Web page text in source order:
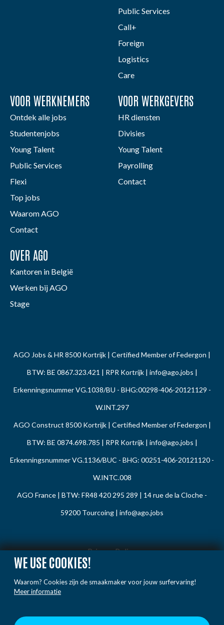
WE USE COOKIES!
Waarom? Cookies zijn de smaakmaker voor jouw surfervaring!
Meer informatie
Public Services
Call+
Foreign
Logistics
Care
VOOR WERKNEMERS
Ontdek alle jobs
Studentenjobs
Young Talent
Public Services
Flexi
Top jobs
Waarom AGO
Contact
VOOR WERKGEVERS
HR diensten
Divisies
Young Talent
Payrolling
Contact
OVER AGO
Kantoren in België
Werken bij AGO
Stage
AGO Jobs & HR 8500 Kortrijk | Certified Member of Federgon |
BTW: BE 0867.323.421 | RPR Kortrijk | info@ago.jobs |
Erkenningsnummer VG.1038/BU - BHG:00298-406-20121129 -
W.INT.297
AGO Construct 8500 Kortrijk | Certified Member of Federgon |
BTW: BE 0874.698.785 | RPR Kortrijk | info@ago.jobs |
Erkenningsnummer VG.1136/BUC - BHG: 00251-406-20121120 -
W.INTC.008
AGO France | BTW: FR48 420 295 289 | 14 rue de la Cloche -
59200 Tourcoing | info@ago.jobs
Privacy Policy
Cookie Policy
Gedragsregels
Voorwaarden